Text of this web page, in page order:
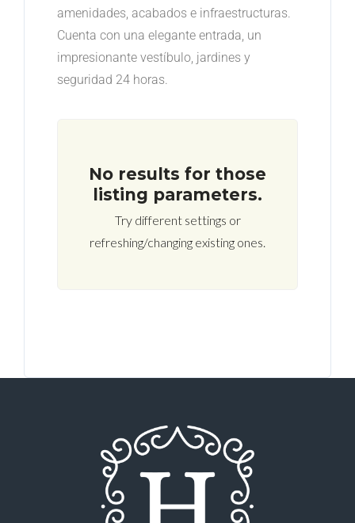
amenidades, acabados e infraestructuras.
Cuenta con una elegante entrada, un
impresionante vestíbulo, jardines y
seguridad 24 horas.
No results for those
listing parameters.
Try different settings or
refreshing/changing existing ones.